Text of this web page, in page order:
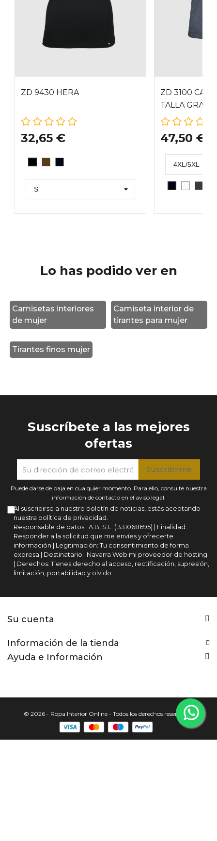
ZD 9430 HERA
32,65 €
NEGRO
VISONGRAFITO
ZD 3100
TALLA
47,50 €
NEGRO
BLANCO
GRIS
Lo has podido ver en
Camisetas interiores
de mujer
Camiseta interior de
tirantes para mujer
Tirantes finos mujer
Suscríbete a las mejores
ofertas
Puede darse de baja en cualquier momento. Para ello, consulte nuestra
información de contacto en el aviso legal.
Al suscribirse a nuestro boletín de noticias, estás aceptando
nuestra política de privacidad.
Responsable de datos: A.B, S.L. (B31068695) | Finalidad:
Responder a la solicitud que me envíes y ofrecerte
información | Legitimación: Tu consentimiento de forma
expresa | Destinatario: Navarra Web mi proveedor de hosting
| Derechos: Tienes derecho al acceso, rectificación, supresión,
limitación, portabilidad y olvido.
Su cuenta
Información de la tienda
Ayuda e Información
© 2026 - Ropa Interior Online - Todos los derechos reservados